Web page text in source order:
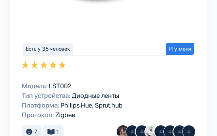
Есть у 35 человек И у меня
Модель: LST002
Тип устройства: Диодные ленты
Платформа: Philips HueSprut.hub
Протокол: Zigbee
7 1